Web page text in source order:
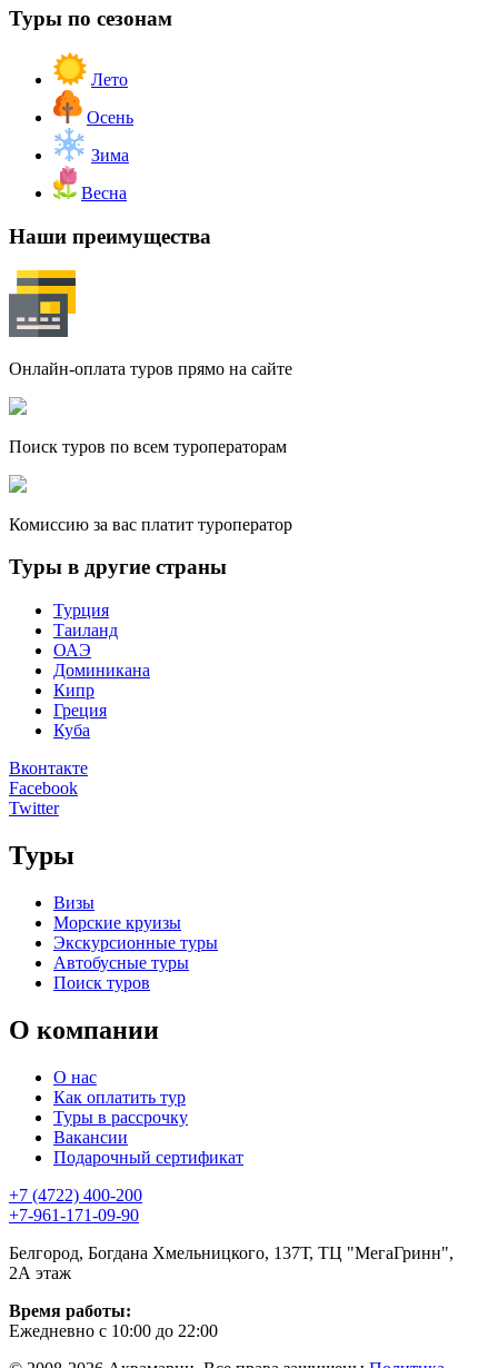
Туры по сезонам
Лето
Осень
Зима
Весна
Наши преимущества
Онлайн-оплата туров прямо на сайте
Поиск туров по всем туроператорам
Комиссию за вас платит туроператор
Туры в другие страны
Турция
Таиланд
ОАЭ
Доминикана
Кипр
Греция
Куба
Вконтакте
Facebook
Twitter
Туры
Визы
Морские круизы
Экскурсионные туры
Автобусные туры
Поиск туров
О компании
О нас
Как оплатить тур
Туры в рассрочку
Вакансии
Подарочный сертификат
+7 (4722) 400-200
+7-961-171-09-90
Белгород, Богдана Хмельницкого, 137Т, ТЦ "МегаГринн",
2А этаж
Время работы:
Ежедневно с 10:00 до 22:00